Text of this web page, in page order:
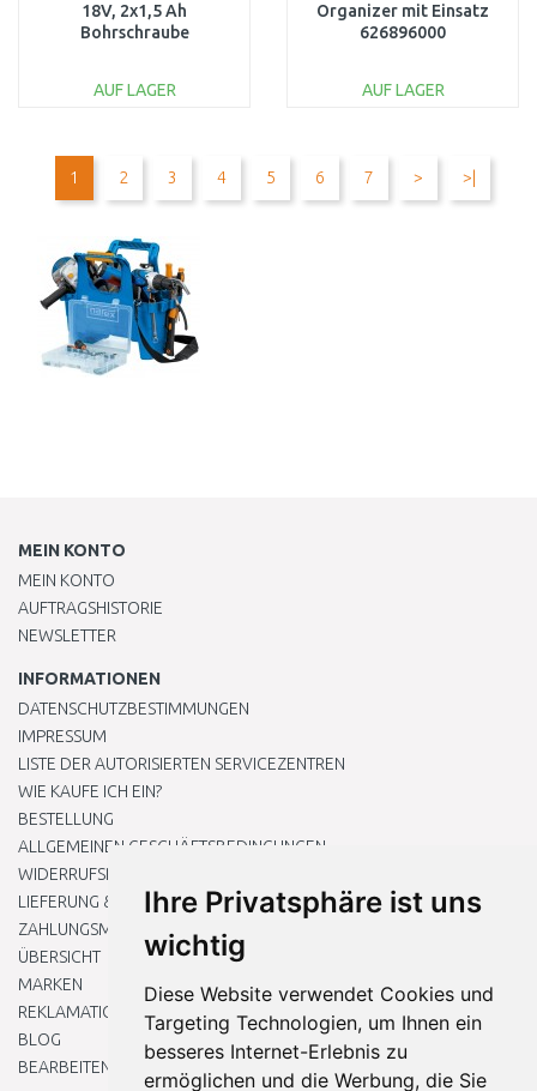
Ihre Privatsphäre ist uns
wichtig
Diese Website verwendet Cookies und
Targeting Technologien, um Ihnen ein
besseres Internet-Erlebnis zu
ermöglichen und die Werbung, die Sie
18V, 2x1,5 Ah
Bohrschraube
AUF LAGER
Organizer mit Einsatz
626896000
AUF LAGER
1 2 3 4 5 6 7 > >|
MEIN KONTO
MEIN KONTO
AUFTRAGSHISTORIE
NEWSLETTER
INFORMATIONEN
DATENSCHUTZBESTIMMUNGEN
IMPRESSUM
LISTE DER AUTORISIERTEN SERVICEZENTREN
WIE KAUFE ICH EIN?
BESTELLUNG
ALLGEMEINEN GESCHÄFTSBEDINGUNGEN
WIDERRUFSRECHT
LIEFERUNG & ZAHLUNG
ZAHLUNGSMETHODEN
ÜBERSICHT
MARKEN
REKLAMATIONEN UND RETOUREN
BLOG
BEARBEITEN SIE MEINE COOKIE-EINSTELLUNGEN